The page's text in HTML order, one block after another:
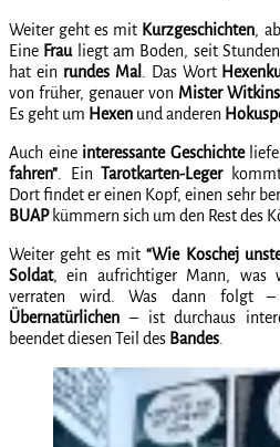
Weiter geht es mit Kurzgeschichten,
Eine Frauliegt am Boden, seit
hat ein rundes Mal . Das Wort
von früher, genauer von Mister Witkins
Es geht um Hexen und anderen
Auch eine interessante Geschichte
fahren”. EinTarotkarten-Leger
Dort findet er einen Kopf, einen sehr
BUAPkümmern sich um den Rest des
Weiter geht es mit“Wie Koschej
Soldat, ein aufrichtiger Mann, was
verraten wird. Was dann folgt
Übernatürlichen – ist durchaus
beendet diesen Teil des Bandes.